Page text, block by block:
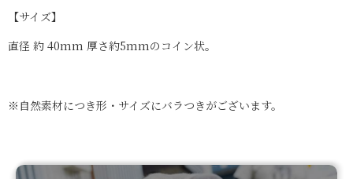
【サイズ】
直径 約 40mm 厚さ約5mmのコイン状。
※自然素材につき形・サイズにバラつきがございます。